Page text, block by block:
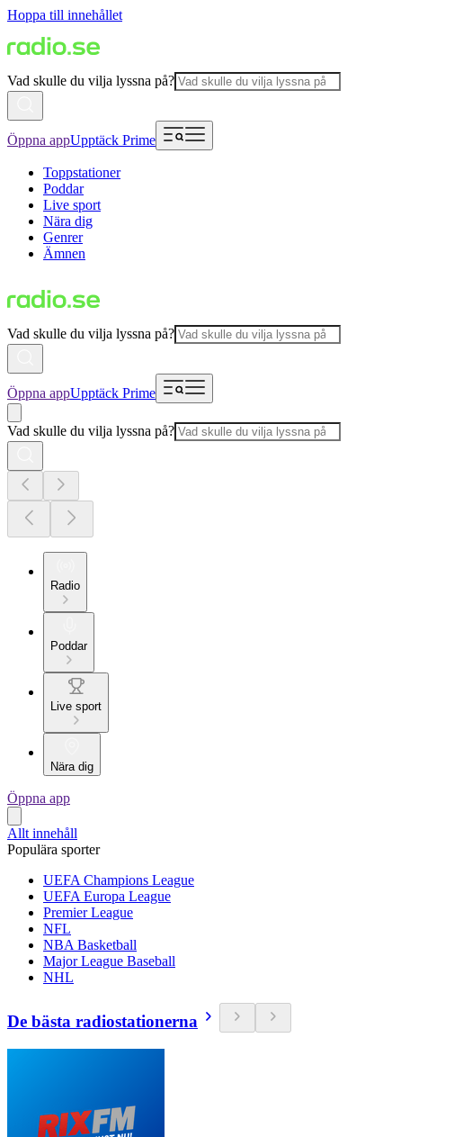
Hoppa till innehållet
Vad skulle du vilja lyssna på?
Öppna appUpptäck Prime
Toppstationer
Poddar
Live sport
Nära dig
Genrer
Ämnen
Vad skulle du vilja lyssna på?
Öppna appUpptäck Prime
Vad skulle du vilja lyssna på?
Radio
Poddar
Live sport
Nära dig
Öppna app
Allt innehåll
Populära sporter
UEFA Champions League
UEFA Europa League
Premier League
NFL
NBA Basketball
Major League Baseball
NHL
De bästa radiostationerna